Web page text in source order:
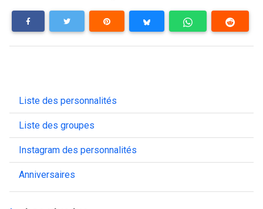
Liste des personnalités
Liste des groupes
Instagram des personnalités
Anniversaires